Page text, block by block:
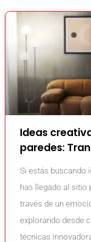
Ideas
paredes:
Si estás buscando
has llegado al sitio
través de un
explorando desde
técnicas